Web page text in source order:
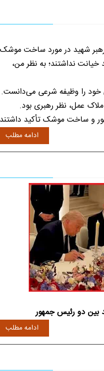
رهبر شهید در مورد ساخت موشک
نداشتند؛ به نظر من،
خود را وظیفه شرعی می‌دانست.
عمل، نظر رهبری بود.
و ساخت موشک تأکید
ادامه مطلب
بین دو رئیس جمهور
ادامه مطلب